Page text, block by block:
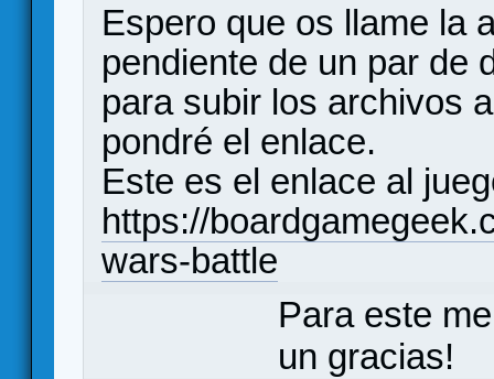
Espero que os llame la
pendiente de un par de
para subir los archivos
pondré el enlace.
Este es el enlace al
https://
wars-battle
Para este
un gracias!